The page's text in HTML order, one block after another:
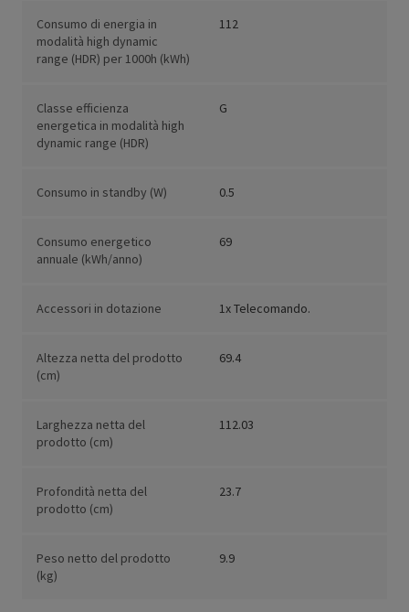
Consumo di energia in
modalità high dynamic
range (HDR) per 1000h (kWh)
112
Classe efficienza
energetica in modalità high
dynamic range (HDR)
G
Consumo in standby (W) 0.5
Consumo energetico
annuale (kWh/anno)
69
Accessori in dotazione 1x Telecomando.
Altezza netta del prodotto
(cm)
69.4
Larghezza netta del
prodotto (cm)
112.03
Profondità netta del
prodotto (cm)
23.7
Peso netto del prodotto
(kg)
9.9